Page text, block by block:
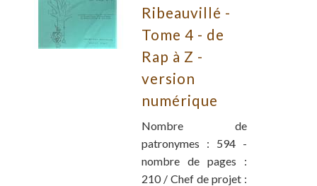
Ribeauvillé -
Tome 4 - de
Rap à Z -
version
numérique
Nombre de
patronymes : 594 -
nombre de pages :
210 / Chef de projet :